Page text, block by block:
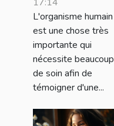
humaine ?
L'organisme humain
est une chose très
importante qui
nécessite beaucoup
de soin afin de
témoigner d'une...